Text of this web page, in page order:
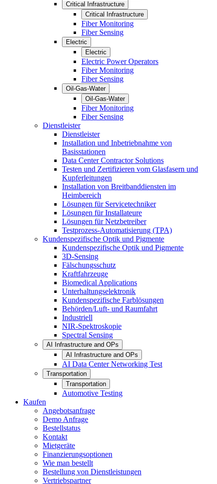
Critical Infrastructure
Critical Infrastructure
Fiber Monitoring
Fiber Sensing
Electric
Electric
Electric Power Operators
Fiber Monitoring
Fiber Sensing
Oil-Gas-Water
Oil-Gas-Water
Fiber Monitoring
Fiber Sensing
Dienstleister
Dienstleister
Installation und Inbetriebnahme von
Basisstationen
Data Center Contractor Solutions
Testen und Zertifizieren vom Glasfasern und
Kupferleitungen
Installation von Breitbanddiensten im
Heimbereich
Lösungen für Servicetechniker
Lösungen für Installateure
Lösungen für Netzbetreiber
Testprozess-Automatisierung (TPA)
Kundenspezifische Optik und Pigmente
Kundenspezifische Optik und Pigmente
3D-Sensing
Fälschungsschutz
Kraftfahrzeuge
Biomedical Applications
Unterhaltungselektronik
Kundenspezifische Farblösungen
Behörden/Luft- und Raumfahrt
Industriell
NIR-Spektroskopie
Spectral Sensing
AI Infrastructure and OPs
AI Infrastructure and OPs
AI Data Center Networking Test
Transportation
Transportation
Automotive Testing
Kaufen
Angebotsanfrage
Demo Anfrage
Bestellstatus
Kontakt
Mietgeräte
Finanzierungsoptionen
Wie man bestellt
Bestellung von Dienstleistungen
Vertriebspartner